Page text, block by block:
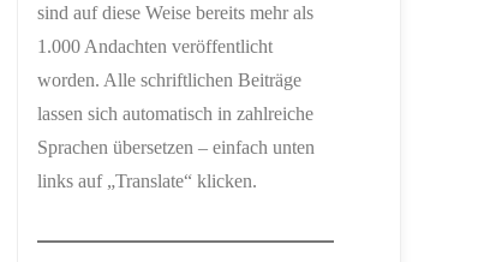
sind auf diese Weise bereits mehr als
1.000 Andachten veröffentlicht
worden. Alle schriftlichen Beiträge
lassen sich automatisch in zahlreiche
Sprachen übersetzen – einfach unten
links auf „Translate“ klicken.